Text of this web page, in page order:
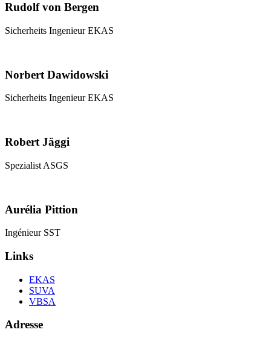
Rudolf von Bergen
Sicherheits Ingenieur EKAS
Norbert Dawidowski
Sicherheits Ingenieur EKAS
Robert Jäggi
Spezialist ASGS
Aurélia Pittion
Ingénieur SST
Links
EKAS
SUVA
VBSA
Adresse